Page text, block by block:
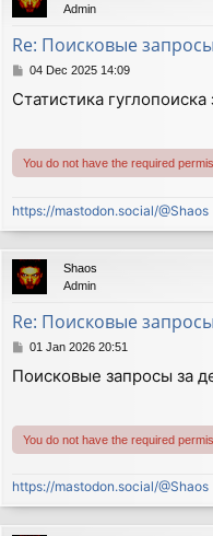
Admin
Re: Поисковые запросы
P
s
04 Dec 2025 14:09
Статистика гуглопоиска
You do not have the required
https://mastodon.social/@Shaos
Shaos
Admin
Re: Поисковые запросы
P
s
01 Jan 2026 20:51
Поисковые запросы за
You do not have the required
https://mastodon.social/@Shaos